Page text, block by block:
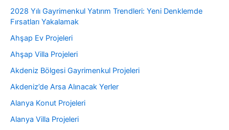
2028 Yılı Gayrimenkul Yatırım Trendleri: Yeni Denklemde
Fırsatları Yakalamak
Ahşap Ev Projeleri
Ahşap Villa Projeleri
Akdeniz Bölgesi Gayrimenkul Projeleri
Akdeniz’de Arsa Alınacak Yerler
Alanya Konut Projeleri
Alanya Villa Projeleri